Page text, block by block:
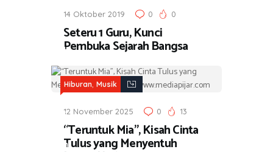
u
,
H
b
r
a
n
14 Oktober 2019 0 0
Seteru 1 Guru, Kunci
Pembuka Sejarah Bangsa
Hiburan, Musik
12 November 2025 0 13
“Teruntuk Mia”, Kisah Cinta
Tulus yang Menyentuh